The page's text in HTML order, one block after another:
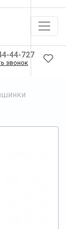
44-727
звонок